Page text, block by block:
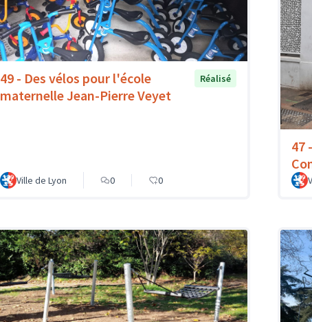
49 - Des vélos pour l'école
maternelle Jean-Pierre Veyet
Réalisé
Ville de Lyon 0 0
47